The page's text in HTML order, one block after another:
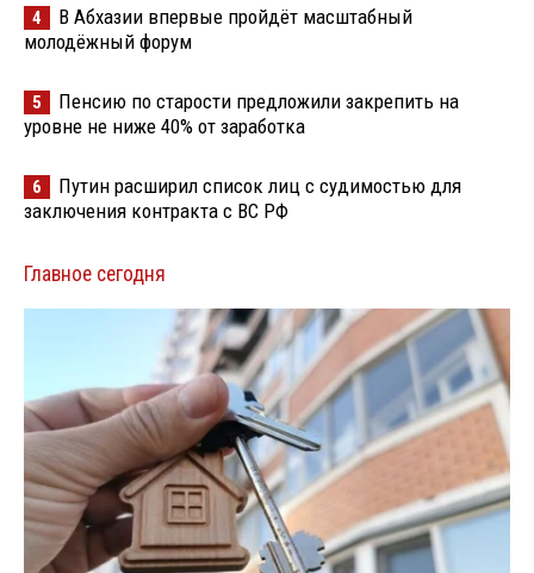
4
В Абхазии впервые пройдёт масштабный
молодёжный форум
5
Пенсию по старости предложили закрепить на
уровне не ниже 40% от заработка
6
Путин расширил список лиц с судимостью для
заключения контракта с ВС РФ
Главное сегодня